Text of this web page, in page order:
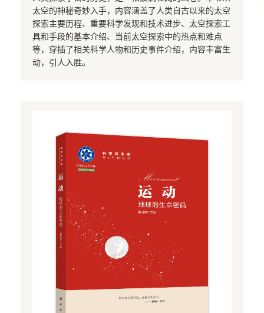
太空的神秘奇妙入手，内容涵盖了人类自古以来的太空
探索主要历程、重要科学发现和技术进步、太空探索工
具和手段的基本介绍、当前太空探索中的热点和难点
等，穿插了相关科学人物和历史事件介绍，内容丰富生
动，引人入胜。